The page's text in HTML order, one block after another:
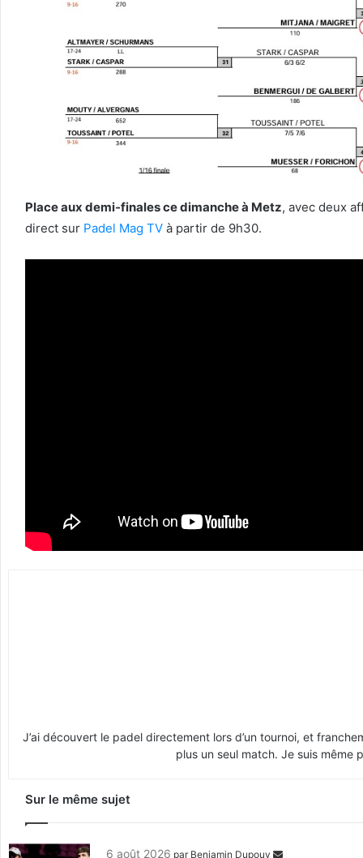
Place aux demi-finales ce dimanche à Metz, avec deux
direct sur Padel Mag TV à partir de 9h30.
J’ai découvert le padel directement lors d’un tournoi, et
plus un seul match. Je suis même
Sur le même sujet
6 août 2026 par Benjamin Dupouy